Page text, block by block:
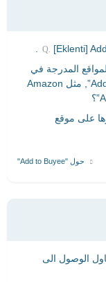
[Eklenti]
المدرجة في
قائمة المتاجر التي تدعم خاصية ”Add to Buyee”, مثل Amazon
على موقع
حول "Add to Buyee"
403” عندما احاول الوصول الى